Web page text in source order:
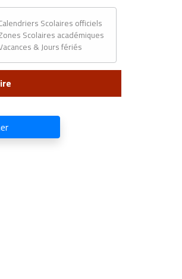
Scolaires officiels
Scolaires académiques
& Jours fériés